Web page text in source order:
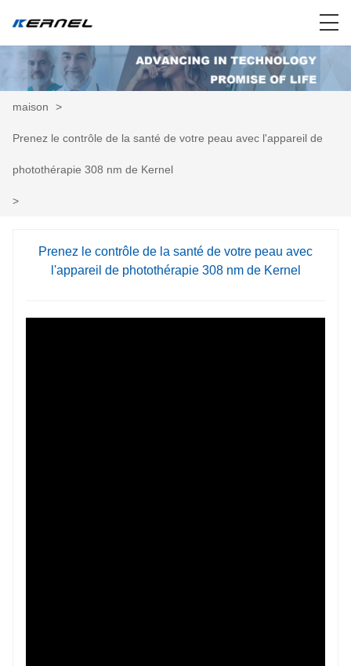
maison >
Prenez le contrôle de la santé de votre peau avec l'appareil de
photothérapie 308 nm de Kernel
>
Prenez le contrôle de la santé de votre peau avec
l'appareil de photothérapie 308 nm de Kernel